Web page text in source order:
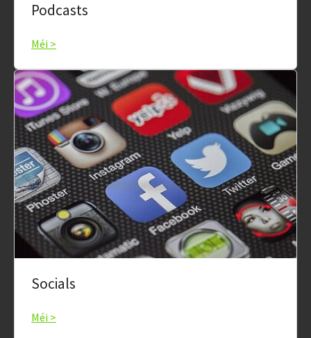
Podcasts
Méi >
Socials
Méi >